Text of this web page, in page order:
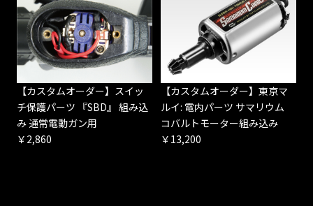
【カスタムオーダー】スイッ
チ保護パーツ 『SBD』 組み込
み 通常電動ガン用
￥2,860
【カスタムオーダー】東京マ
ルイ: 電内パーツ サマリウム
コバルトモーター組み込み
￥13,200